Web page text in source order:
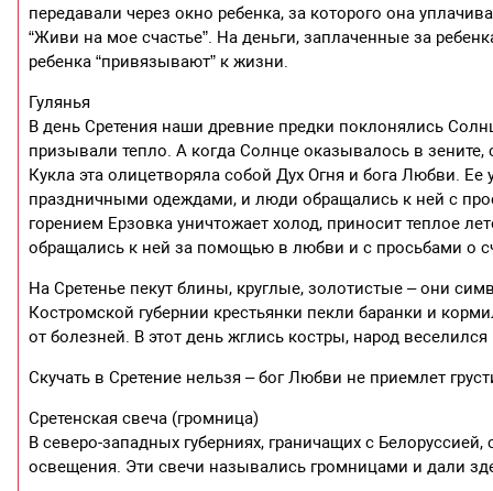
передавали через окно ребенка, за которого она
“Живи на мое счастье”. На деньги, заплаченные за
ребенка “привязывают” к жизни.
Гулянья
В день Сретения наши древние предки поклонялись
призывали тепло. А когда Солнце оказывалось в
Кукла эта олицетворяла собой Дух Огня и бога Любви.
праздничными одеждами, и люди обращались к ней с
горением Ерзовка уничтожает холод, приносит теплое
обращались к ней за помощью в любви и с просьбами о
На Сретенье пекут блины, круглые, золотистые – они
Костромской губернии крестьянки пекли баранки и
от болезней. В этот день жглись костры, народ
Скучать в Сретение нельзя – бог Любви не приемлет
Сретенская свеча (громница)
В северо-западных губерниях, граничащих с
освещения. Эти свечи назывались громницами и дали